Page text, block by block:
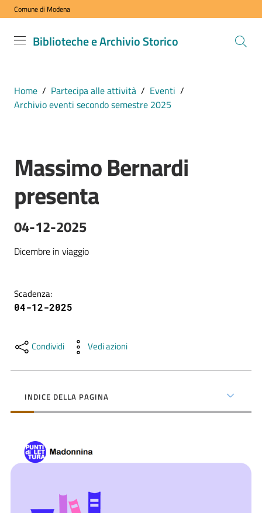
Vai al contenuto
Vai alla navigazione
Vai al footer
Comune di Modena
Biblioteche e Archivio Storico
Biblioteche
COMUNE DI
MODENA
i
nostri
ESPLORA
i
SCOPRI
servizi
alle
attività
UTILIZZA
Home / Partecipa alle attività / Eventi /
Archivio eventi secondo semestre 2025
Salta al contenuto
Massimo Bernardi
presenta
04-12-2025
Dicembre in viaggio
Scadenza:
04-12-2025
Condividi Vedi azioni
INDICE DELLA PAGINA